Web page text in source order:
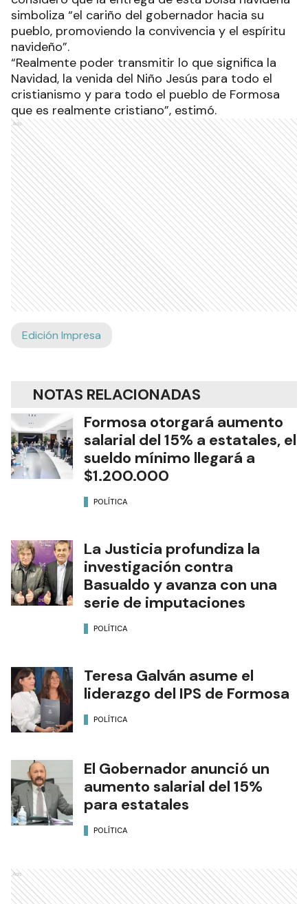
simboliza “el cariño del gobernador hacia su
pueblo, promoviendo la convivencia y el espíritu
navideño”.
“Realmente poder transmitir lo que significa la
Navidad, la venida del Niño Jesús para todo el
cristianismo y para todo el pueblo de Formosa
que es realmente cristiano”, estimó.
Ads
Edición Impresa
NOTAS RELACIONADAS
Formosa otorgará aumento
salarial del 15% a estatales, el
sueldo mínimo llegará a
$1.200.000
POLÍTICA
La Justicia profundiza la
investigación contra
Basualdo y avanza con una
serie de imputaciones
POLÍTICA
Teresa Galván asume el
liderazgo del IPS de Formosa
POLÍTICA
El Gobernador anunció un
aumento salarial del 15%
para estatales
POLÍTICA
Ads